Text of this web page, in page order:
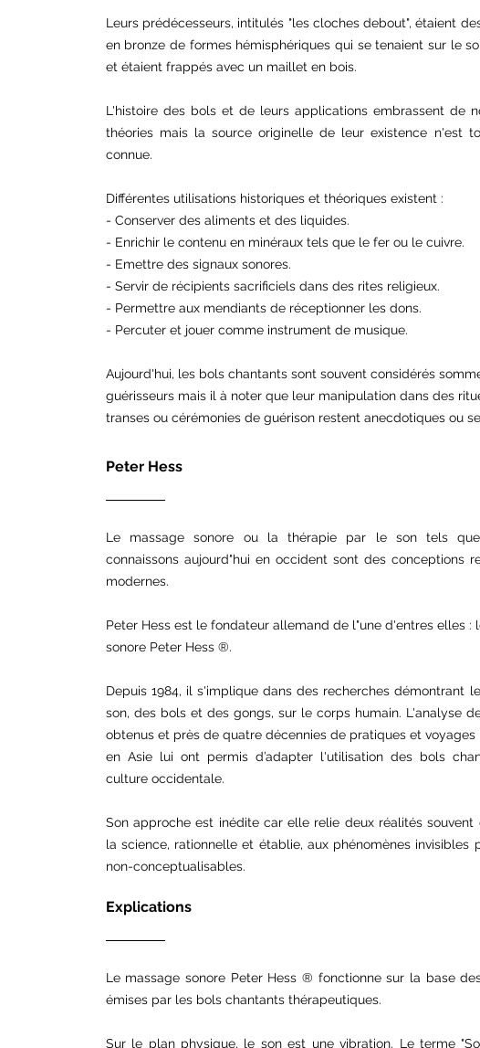
Leurs prédécesseurs, intitulés "les cloches debout", étaient
en bronze de formes hémisphériques qui se tenaient sur le
et étaient frappés avec un maillet en bois.
L'histoire des bols et de leurs applications embrassent de
théories mais la source originelle de leur existence n'est
connue.
Différentes utilisations historiques et théoriques existent :
- Conserver des aliments et des liquides.
- Enrichir le contenu en minéraux tels que le fer ou le cuivre.
- Emettre des signaux sonores.
- Servir de récipients sacrificiels dans des rites religieux.
- Permettre aux mendiants de réceptionner les dons.
- Percuter et jouer comme instrument de musique.
Aujourd'hui, les bols chantants sont souvent considérés
guérisseurs mais il à noter que leur manipulation dans des
transes ou cérémonies de guérison restent anecdotiques ou
Peter Hess
Le massage sonore ou la thérapie par le son tels
connaissons aujourd"hui en occident sont des conceptions
modernes.
Peter Hess est le fondateur allemand de l"une d'entres elles :
sonore Peter Hess ®.
Depuis 1984, il s'implique dans des recherches démontrant
son, des bols et des gongs, sur le corps humain. L'analyse d
obtenus et près de quatre décennies de pratiques et voyages
en Asie lui ont permis d’adapter l'utilisation des bols
culture occidentale.
Son approche est inédite car elle relie deux réalités souvent
la science, rationnelle et établie, aux phénomènes invisibles
non-conceptualisables.
Explications
Le massage sonore Peter Hess ® fonctionne sur la base
émises par les bols chantants thérapeutiques.
Sur le plan physique, le son est une vibration. Le terme